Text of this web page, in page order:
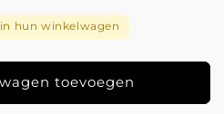
hun winkelwagen
toevoegen